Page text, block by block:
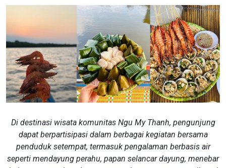
Di destinasi wisata komunitas Ngu My Thanh, pengunjung
dapat berpartisipasi dalam berbagai kegiatan bersama
penduduk setempat, termasuk pengalaman berbasis air
seperti mendayung perahu, papan selancar dayung, menebar